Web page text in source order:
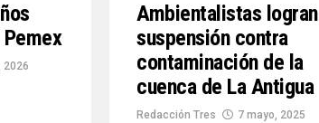
2026
Ambientalistas logran
suspensión contra
contaminación de la
cuenca de La Antigua
Redacción Tres 7 mayo, 2025